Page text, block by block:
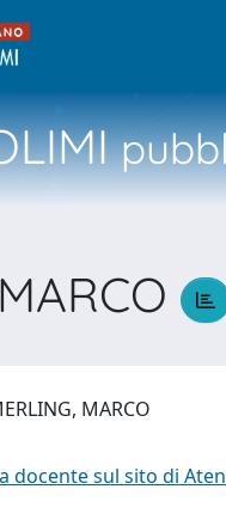
MARCO
docente sul sito di